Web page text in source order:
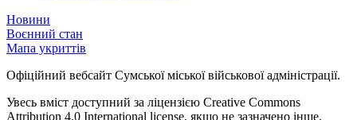
Новини
Воєнний стан
Мапа укриттів
Офіційний вебсайт Сумської міської військової адміністрації.
Увесь вміст доступний за ліцензією Creative Commons
Attribution 4.0 International license, якщо не зазначено інше.